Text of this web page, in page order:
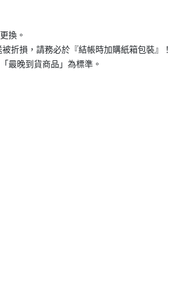
換。
折損，請務必於『結帳時加購紙箱包裝』！
最晚到貨商品」為標準。